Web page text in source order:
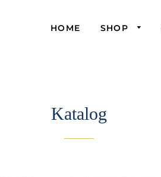
HOME SHOP
Katalog